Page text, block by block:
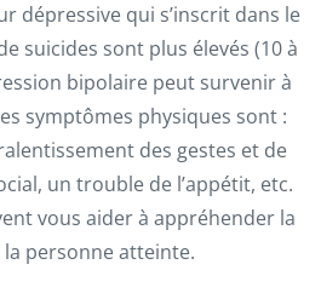
dépressive qui s’inscrit dans le
suicides sont plus élevés (10 à
bipolaire peut survenir à
symptômes physiques sont :
des gestes et de
un trouble de l’appétit, etc.
vous aider à appréhender la
la personne atteinte.